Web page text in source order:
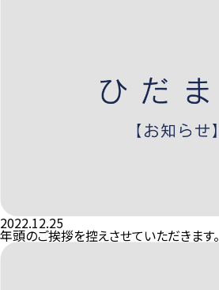
2022.12.25
年頭のご挨拶を控えさせていただきます。